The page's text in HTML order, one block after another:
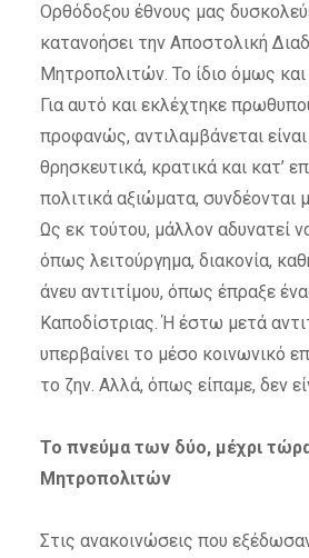
Ορθόδοξου έθνους μας
κατανοήσει την Αποστολική
Μητροπολιτών. Το ίδιο όμως
Για αυτό και εκλέχτηκε
προφανώς, αντιλαμβάνεται
θρησκευτικά, κρατικά και κατ’
πολιτικά αξιώματα, συνδέονται
Ως εκ τούτου, μάλλον αδυνατεί
όπως λειτούργημα, διακονία,
άνευ αντιτίμου, όπως έπραξε
Καποδίστριας. Ή έστω μετά
υπερβαίνει το μέσο κοινωνικό
το ζην. Αλλά, όπως είπαμε, δεν
Το πνεύμα των δύο, μέχρι
Μητροπολιτών
Στις ανακοινώσεις που